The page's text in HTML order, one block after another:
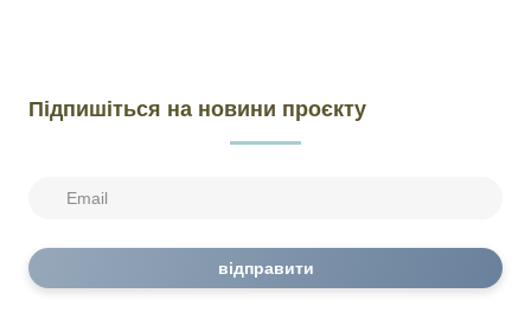
Підпишіться на новини проєкту
відправити